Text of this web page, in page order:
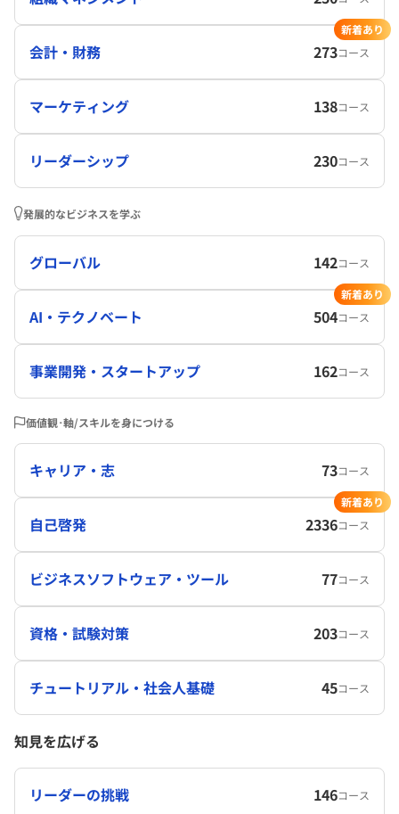
会計・財務 273コース
新着あり
マーケティング 138コース
リーダーシップ 230コース
発展的なビジネスを学ぶ
グローバル 142コース
AI・テクノベート 504コース
新着あり
事業開発・スタートアップ 162コース
価値観･軸/スキルを身につける
キャリア・志 73コース
自己啓発 2336コース
新着あり
ビジネスソフトウェア・ツール 77コース
資格・試験対策 203コース
チュートリアル・社会人基礎 45コース
知見を広げる
リーダーの挑戦 146コース